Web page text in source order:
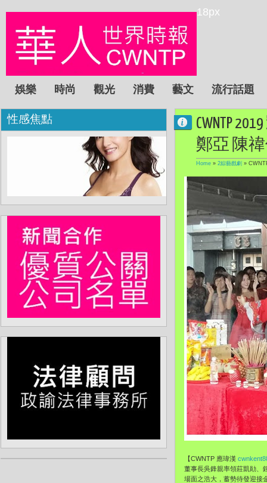
18px
娛樂 時尚 觀光 消費 藝文 流行話題
CWNTP
鄭亞 陳
Home » 2綜藝戲劇 »
【CWNTP 應瑋漢
董事長吳鋒親率領莊凱勛、
場面之浩大，蓄勢待發迎接
性感焦點